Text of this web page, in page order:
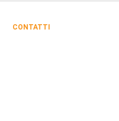
CONTATTI